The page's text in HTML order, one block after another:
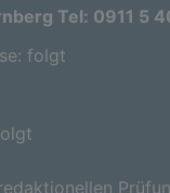
Tel: 0911 5
folgt